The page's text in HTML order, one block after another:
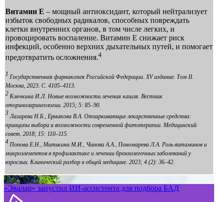
Витамин Е – мощный антиоксидант, который нейтрализует
избыток свободных радикалов, способных повреждать
клетки внутренних органов, в том числе легких, и
провоцировать воспаление. Витамин Е снижает риск
инфекций, особенно верхних дыхательных путей, и помогает
предотвратить осложнения.4
1 Государственная фармакопея Российской Федерации. XV издание. Том II.
Москва, 2023. С. 4105–4113.
2 Клячкина И.Л. Новые возможности лечения кашля. Вестник
оториноларингологии. 2015; 5: 85–90.
3Лазарева Н.Б., Ермакова В.А. Отхаркивающие лекарственные средства:
принципы выбора и возможности современной фитотерапии. Медицинский
совет. 2018; 15: 110–115.
4 Попова Е.Н., Митькина М.И., Чинова А.А., Пономарева Л.А. Роль витаминов и
микроэлементов в профилактике и лечении бронхолегочных заболеваний у
взрослых. Клинический разбор в общей медицине. 2023; 4 (2): 36–42.
28.07.2026
«Эвалар» запустил ИИ-ассистента для подбора БАД